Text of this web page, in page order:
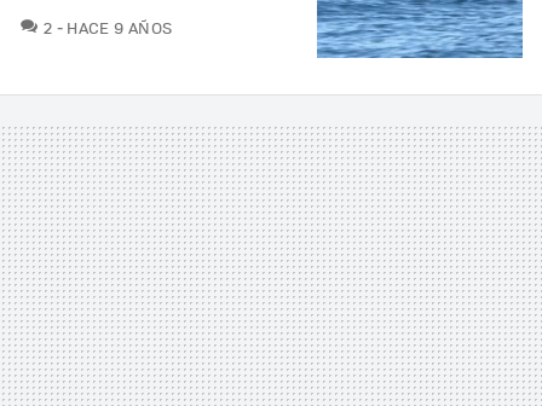
2 COMENTARIOS
HACE 9 AÑOS